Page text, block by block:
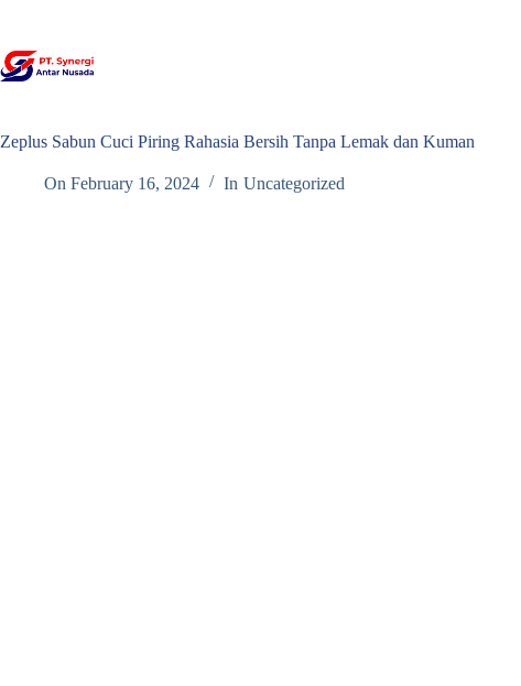
content
Zeplus Sabun Cuci Piring Rahasia Bersih Tanpa Lemak dan Kuman
On February 16, 2024 In Uncategorized